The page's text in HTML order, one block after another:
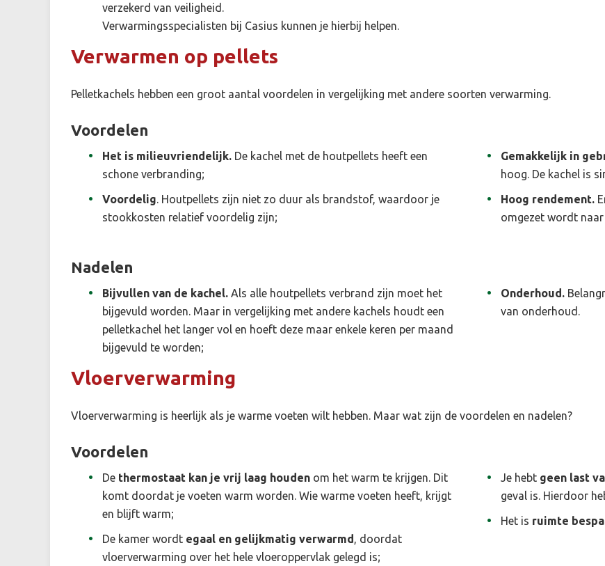
verzekerd van veiligheid.
Verwarmingsspecialisten bij Casius kunnen je hierbij helpen.
Verwarmen op pellets
Pelletkachels hebben een groot aantal voordelen in vergelijking met andere soorten verwarming.
Voordelen
Het is milieuvriendelijk. De kachel met de houtpellets heeft een
schone verbranding;
Voordelig. Houtpellets zijn niet zo duur als brandstof, waardoor je
stookkosten relatief voordelig zijn;
Gemakkelijk in
hoog. De kachel is
Hoog rendement.
omgezet wordt
Nadelen
Bijvullen van de kachel. Als alle houtpellets verbrand zijn moet het
bijgevuld worden. Maar in vergelijking met andere kachels houdt een
pelletkachel het langer vol en hoeft deze maar enkele keren per maand
bijgevuld te worden;
Onderhoud.
van onderhoud.
Vloerverwarming
Vloerverwarming is heerlijk als je warme voeten wilt hebben. Maar wat zijn de voordelen en nadelen?
Voordelen
De thermostaat kan je vrij laag houden om het warm te krijgen. Dit
komt doordat je voeten warm worden. Wie warme voeten heeft, krijgt
en blijft warm;
De kamer wordt egaal en gelijkmatig verwarmd, doordat
vloerverwarming over het hele vloeroppervlak gelegd is;
Je hebt geen last
geval is. Hierdoor
Het is ruimte